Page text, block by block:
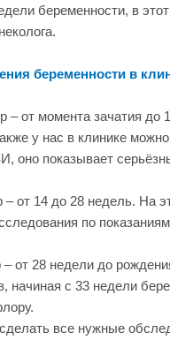
беременности, в
беременности в
– от момента зачатия до
у нас в клинике
оно показывает
– от 14 до 28 недель. На
по
– от 28 недели до
начиная с 33 недели
все нужные